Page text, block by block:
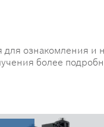
ознакомления и
более